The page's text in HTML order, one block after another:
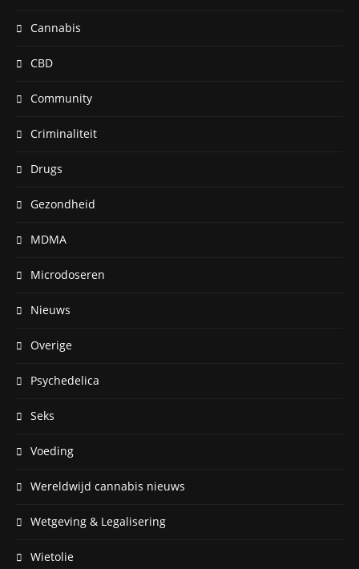
Cannabis
CBD
Community
Criminaliteit
Drugs
Gezondheid
MDMA
Microdoseren
Nieuws
Overige
Psychedelica
Seks
Voeding
Wereldwijd cannabis nieuws
Wetgeving & Legalisering
Wietolie